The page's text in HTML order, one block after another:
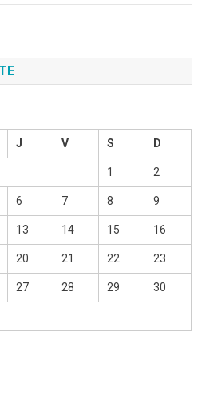
J V S D
1 2
6 7 8 9
13 14 15 16
20 21 22 23
27 28 29 30